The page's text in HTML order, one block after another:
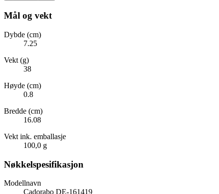
Mål og vekt
Dybde (cm)
7.25
Vekt (g)
38
Høyde (cm)
0.8
Bredde (cm)
16.08
Vekt ink. emballasje
100,0 g
Nøkkelspesifikasjon
Modellnavn
Cadorabo DE-161419